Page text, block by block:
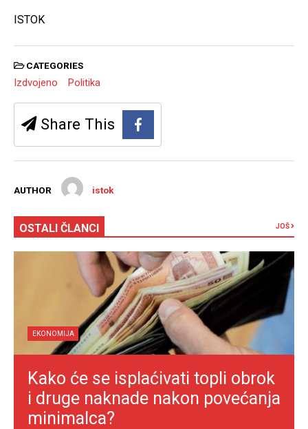
ISTOK
CATEGORIES
Izdvojeno Politika
Share This
AUTHOR istok
OSTALI ČLANCI JOŠ
EKONOMIJA
Kako će se isplaćivati topli obrok
i druge naknade nakon povećanja
minimalca?